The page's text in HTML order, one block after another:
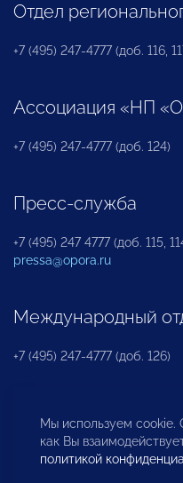
Отдел
+7 (495) 247-4777 (доб. 116,
Ассоциация «НП
+7 (495) 247-4777 (доб. 124)
Пресс-служба
+7 (495) 247 4777 (доб. 115,
pressa@opora.ru
Международный
+7 (495) 247-4777 (доб. 126)
Бюро по защите
инвесторов
Мы используем cookie.
как Вы
политикой